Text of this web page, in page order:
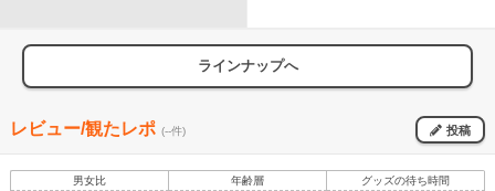
ラインナップへ
レビュー/観たレポ (--件) 投稿
男女比 年齢層 グッズの待ち時間